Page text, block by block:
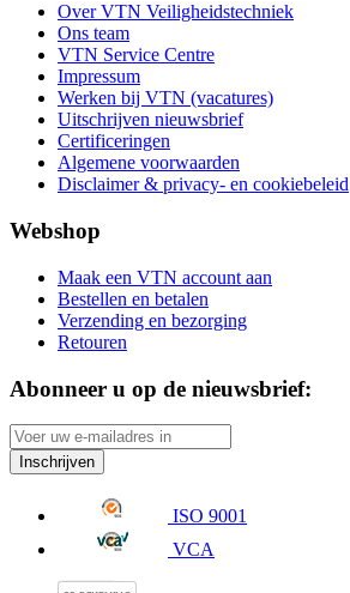
Over VTN Veiligheidstechniek
Ons team
VTN Service Centre
Impressum
Werken bij VTN (vacatures)
Uitschrijven nieuwsbrief
Certificeringen
Algemene voorwaarden
Disclaimer & privacy- en cookiebeleid
Webshop
Maak een VTN account aan
Bestellen en betalen
Verzending en bezorging
Retouren
Abonneer u op de nieuwsbrief:
Inschrijven
ISO 9001
VCA